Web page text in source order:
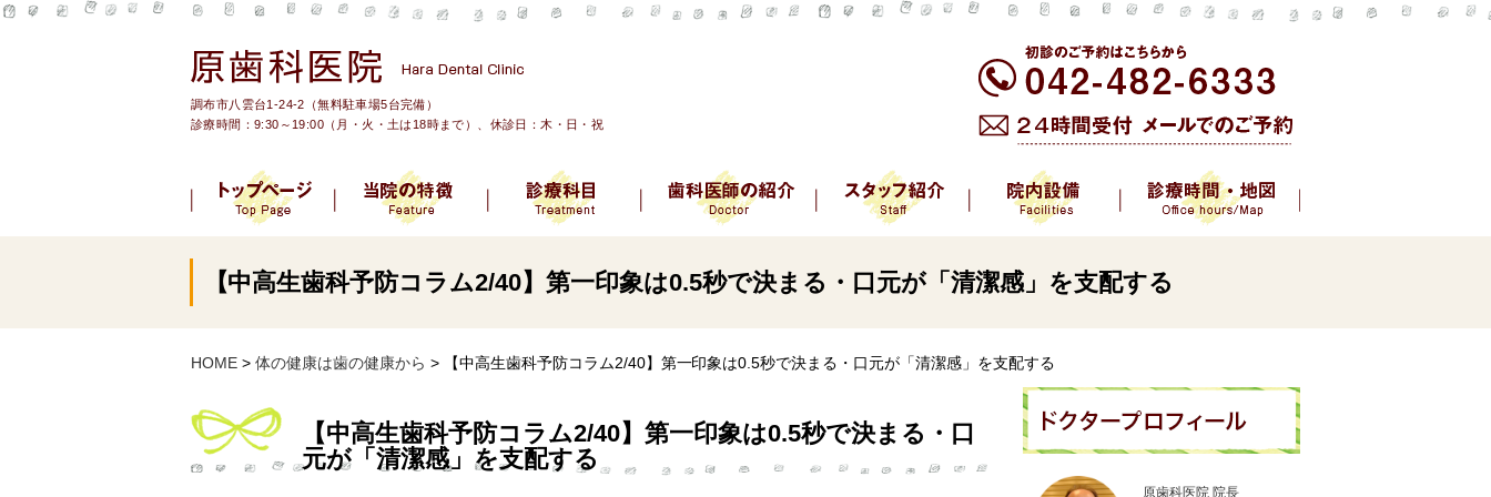
調布市八雲台1-24-2（無料駐車場5台完備）
診療時間：9:30～19:00（月・火・土は18時まで）、休診日：木・日・祝
【中高生歯科予防コラム2/40】第一印象は0.5秒で決まる・口元が「清潔感」を支配する
HOME> 体の健康は歯の健康から > 【中高生歯科予防コラム2/40】第一印象は0.5秒で決まる・口元が「清潔感」を支配する
【中高生歯科予防コラム2/40】第一印象は0.5秒で決まる・口
元が「清潔感」を支配する
原歯科医院 院長